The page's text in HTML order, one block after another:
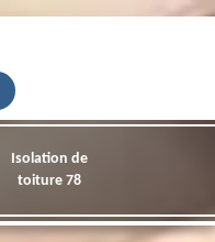
Isolation de
toiture 78